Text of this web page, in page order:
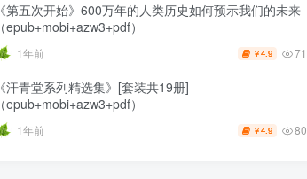
《第五次开始》600万年的人类历史如何预示我们的未来
（epub+mobi+azw3+pdf）
1年前 ￥4.9 71
《汗青堂系列精选集》[套装共19册]
（epub+mobi+azw3+pdf）
1年前 ￥4.9 80